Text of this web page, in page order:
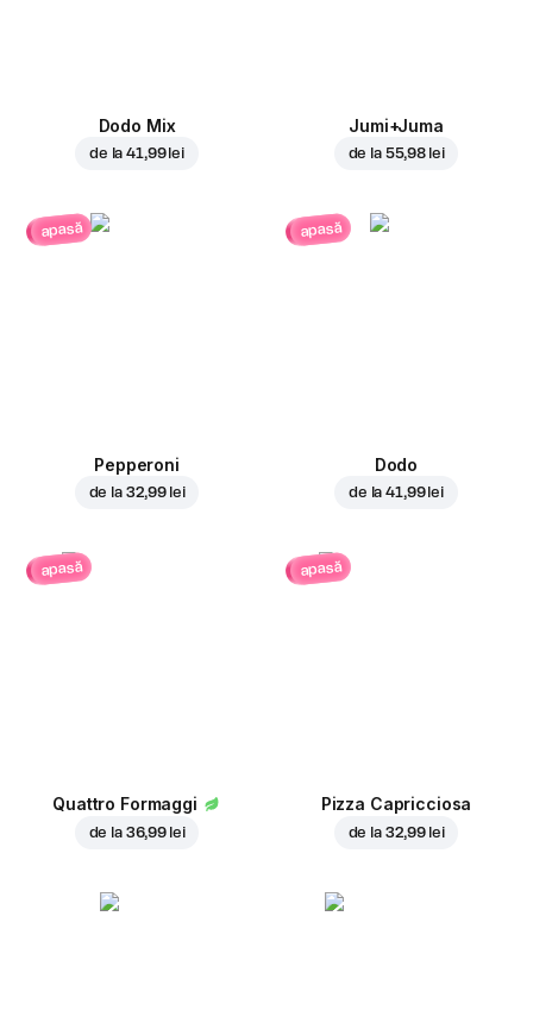
Dodo Mix
de la41,99 lei
Jumi+Juma
de la 55,98 lei
apasă
Pepperoni
de la 32,99 lei
apasă
Dodo
de la41,99 lei
apasă
Quattro Formaggi
de la 36,99 lei
apasă
Pizza Capricciosa
de la 32,99 lei